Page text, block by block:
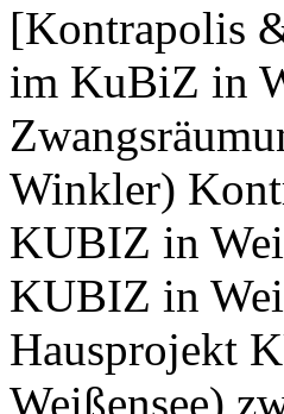
[Kontrapolis
im KuBiZ in
Winkler)
KUBIZ in
KUBIZ in
Hausprojekt
Weißensee)